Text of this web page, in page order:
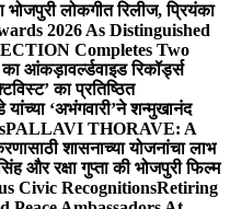
लोकगीत रिलीज, प्रियंका
2026 As Distinguished
Completes Two
का आंकड़ावर्ल्डवाइड रिकॉर्ड्स
का प्रतिष्ठित
यांच्या ‘अभंगवारी’ने शन्मुखानंद
PALLAVI THORAVE: A
शासनाच्या योजनांचा लाभ
और रक्षा गुप्ता की भोजपुरी फिल्म
Civic RecognitionsRetiring